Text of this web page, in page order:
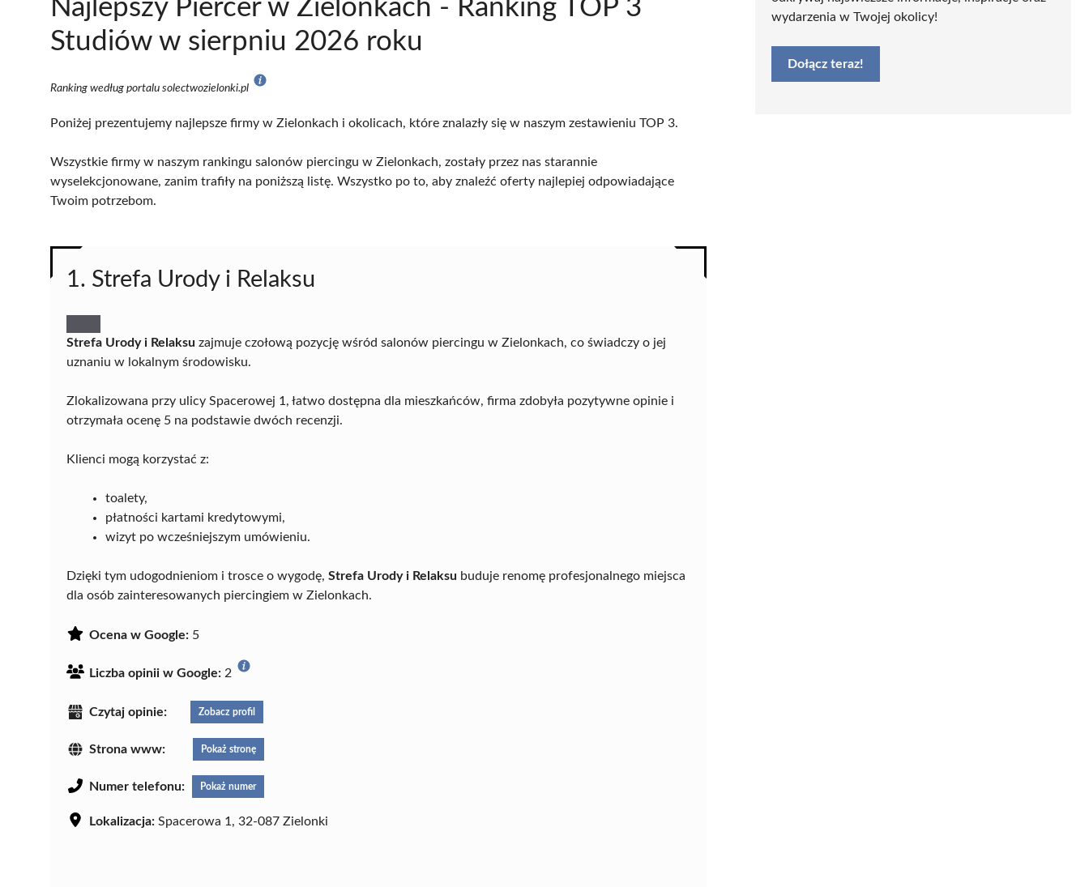
Najlepszy Piercer w Zielonkach - Ranking TOP 3
Studiów w sierpniu 2026 roku
Ranking według portalu solectwozielonki.pl
Poniżej prezentujemy najlepsze firmy w Zielonkach i okolicach, które znalazły się w naszym zestawieniu TOP 3.
Wszystkie firmy w naszym rankingu salonów piercingu w Zielonkach, zostały przez nas starannie
wyselekcjonowane, zanim trafiły na poniższą listę. Wszystko po to, aby znaleźć oferty najlepiej odpowiadające
Twoim potrzebom.
1. Strefa Urody i Relaksu
Strefa Urody i Relaksu zajmuje czołową pozycję wśród salonów piercingu w Zielonkach, co świadczy o jej
uznaniu w lokalnym środowisku.
Zlokalizowana przy ulicy Spacerowej 1, łatwo dostępna dla mieszkańców, firma zdobyła pozytywne opinie i
otrzymała ocenę 5 na podstawie dwóch recenzji.
Klienci mogą korzystać z:
toalety,
płatności kartami kredytowymi,
wizyt po wcześniejszym umówieniu.
Dzięki tym udogodnieniom i trosce o wygodę, Strefa Urody i Relaksu buduje renomę profesjonalnego miejsca
dla osób zainteresowanych piercingiem w Zielonkach.
Ocena w Google: 5
Liczba opinii w Google: 2
Czytaj opinie: Zobacz profil
Strona www: Pokaż stronę
Numer telefonu: Pokaż numer
Lokalizacja: Spacerowa 1, 32-087 Zielonki
wydarzenia w Twojej okolicy!
Dołącz teraz!